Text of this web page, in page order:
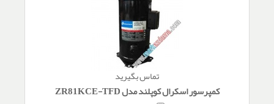
تماس بگیرید
کمپرسور اسکرال کوپلند مدل ZR81KCE-TFD